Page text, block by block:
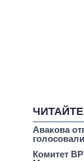
Авакова
Комитет